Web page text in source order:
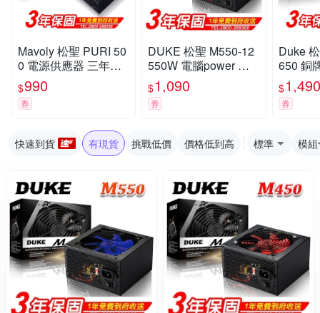
Mavoly 松聖 PURI 50
0 電源供應器 三年保
固/一年到府收送換新
$990
券
DUKE 松聖 M550-12
550W 電腦power 電
源供應器
$1,090
券
Duke
650 銅
s電源
$1,490
券
快速到貨 有現貨 挑戰低價 價格低到高 標準 模